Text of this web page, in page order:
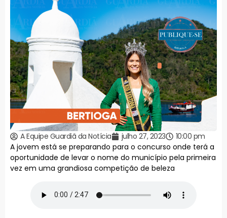
A Equipe Guardiã da Notícia julho 27, 2023
10:00 pm
A jovem está se preparando para o concurso onde terá a
oportunidade de levar o nome do município pela primeira
vez em uma grandiosa competição de beleza